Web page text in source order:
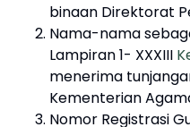
binaan Direktorat
Nama-nama
Lampiran 1- XXXIII
menerima
Kementerian
Nomor Registrasi